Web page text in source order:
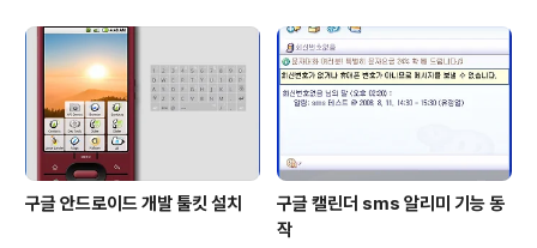
구글 안드로이드 개발 툴킷 설치
구글 캘린더 sms 알리미 기능 동
작